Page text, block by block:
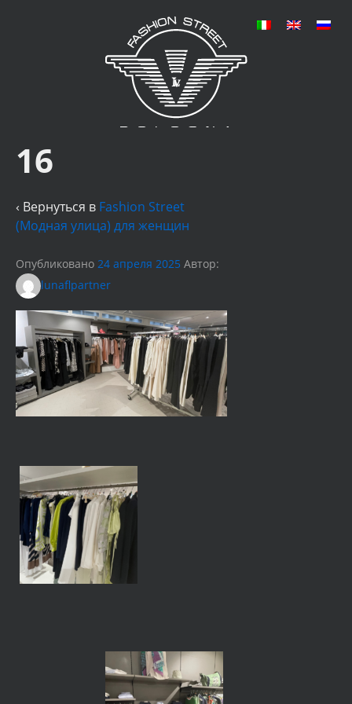
16
‹ Вернуться в Fashion Street
(Модная улица) для женщин
Опубликовано 24 апреля 2025 Автор:
lunaflpartner